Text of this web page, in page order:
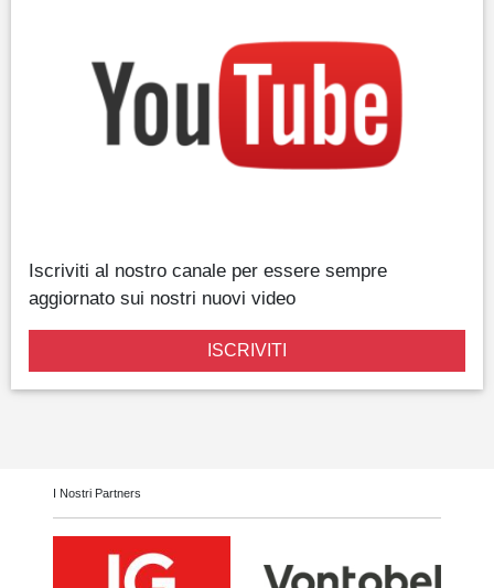
Iscriviti al nostro canale per essere sempre
aggiornato sui nostri nuovi video
ISCRIVITI
I Nostri Partners